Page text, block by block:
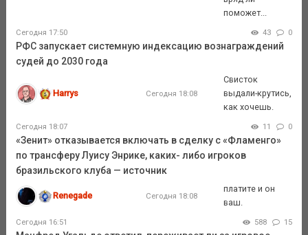
поможет...
Сегодня 17:50 43 0
РФС запускает системную индексацию вознаграждений
судей до 2030 года
Harrys Сегодня 18:08
Свисток
выдали-крутись,
как хочешь.
Сегодня 18:07 11 0
«Зенит» отказывается включать в сделку с «Фламенго»
по трансферу Луису Энрике, каких- либо игроков
бразильского клуба — источник
Renegade Сегодня 18:08
платите и он
ваш.
Сегодня 16:51 588 15